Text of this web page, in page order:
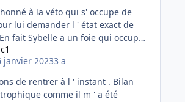
à la véto qui s' occupe de
lui demander l ' état exact de
de son abdomen avec des
qui a
janvier 20233 a
de rentrer à l ' instant . Bilan
comme il m ' a été